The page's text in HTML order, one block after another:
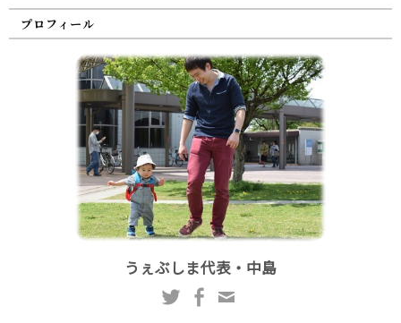
プロフィール
うぇぶしま代表・中島